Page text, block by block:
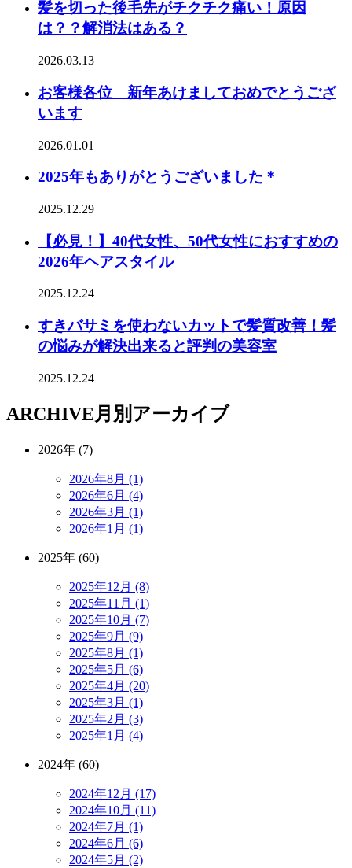
髪を切った後毛先がチクチク痛い！原因
は？？解消法はある？
2026.03.13
お客様各位 新年あけましておめでとうござ
います
2026.01.01
2025年もありがとうございました＊
2025.12.29
【必見！】40代女性、50代女性におすすめの
2026年ヘアスタイル
2025.12.24
すきバサミを使わないカットで髪質改善！髪
の悩みが解決出来ると評判の美容室
2025.12.24
ARCHIVE月別アーカイブ
2026年 (7)
2026年8月 (1)
2026年6月 (4)
2026年3月 (1)
2026年1月 (1)
2025年 (60)
2025年12月 (8)
2025年11月 (1)
2025年10月 (7)
2025年9月 (9)
2025年8月 (1)
2025年5月 (6)
2025年4月 (20)
2025年3月 (1)
2025年2月 (3)
2025年1月 (4)
2024年 (60)
2024年12月 (17)
2024年10月 (11)
2024年7月 (1)
2024年6月 (6)
2024年5月 (2)